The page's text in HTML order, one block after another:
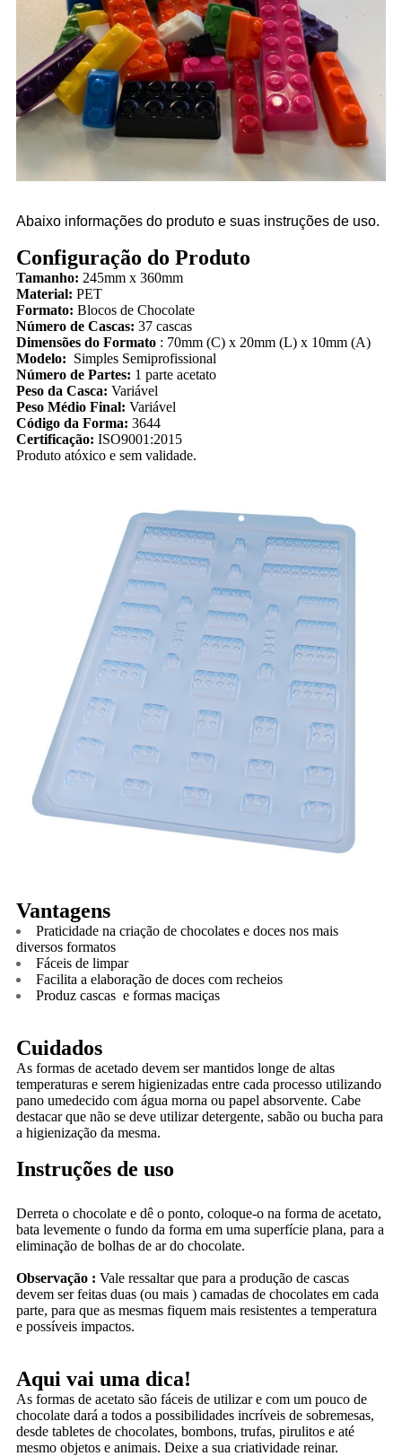
Abaixo informações do produto e suas instruções de uso.
Configuração do Produto
Tamanho: 245mm x 360mm
Material: PET
Formato: Blocos de Chocolate
Número de Cascas: 37 cascas
Dimensões do Formato : 70mm (C) x 20mm (L) x 10mm (A)
Modelo: Simples Semiprofissional
Número de Partes: 1 parte acetato
Peso da Casca: Variável
Peso Médio Final: Variável
Código da Forma: 3644
Certificação: ISO9001:2015
Produto atóxico e sem validade.
Vantagens
Praticidade na criação de chocolates e doces nos mais
diversos formatos
Fáceis de limpar
Facilita a elaboração de doces com recheios
Produz cascas e formas maciças
Cuidados
As formas de acetado devem ser mantidos longe de altas
temperaturas e serem higienizadas entre cada processo utilizando
pano umedecido com água morna ou papel absorvente. Cabe
destacar que não se deve utilizar detergente, sabão ou bucha para
a higienização da mesma.
Instruções de uso
Derreta o chocolate e dê o ponto, coloque-o na forma de acetato,
bata levemente o fundo da forma em uma superfície plana, para a
eliminação de bolhas de ar do chocolate.
Observação : Vale ressaltar que para a produção de cascas
devem ser feitas duas (ou mais ) camadas de chocolates em cada
parte, para que as mesmas fiquem mais resistentes a temperatura
e possíveis impactos.
Aqui vai uma dica!
As formas de acetato são fáceis de utilizar e com um pouco de
chocolate dará a todos a possibilidades incríveis de sobremesas,
desde tabletes de chocolates, bombons, trufas, pirulitos e até
mesmo objetos e animais. Deixe a sua criatividade reinar.